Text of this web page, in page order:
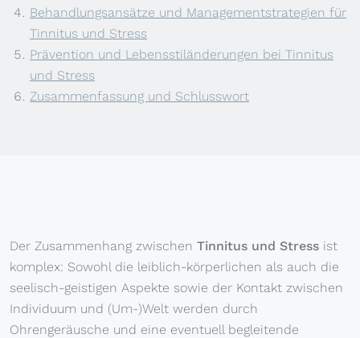
Behandlungsansätze und Managementstrategien für
Tinnitus und Stress
Prävention und Lebensstiländerungen bei Tinnitus
und Stress
Zusammenfassung und Schlusswort
Der Zusammenhang zwischen Tinnitus und Stress ist
komplex: Sowohl die leiblich-körperlichen als auch die
seelisch-geistigen Aspekte sowie der Kontakt zwischen
Individuum und (Um-)Welt werden durch
Ohrengeräusche und eine eventuell begleitende